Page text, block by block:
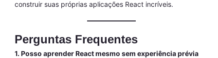
construir suas próprias aplicações React incríveis.
Perguntas Frequentes
1. Posso aprender React mesmo sem experiência prévia